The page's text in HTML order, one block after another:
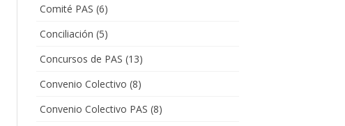
Comité PAS (6)
Conciliación (5)
Concursos de PAS (13)
Convenio Colectivo (8)
Convenio Colectivo PAS (8)